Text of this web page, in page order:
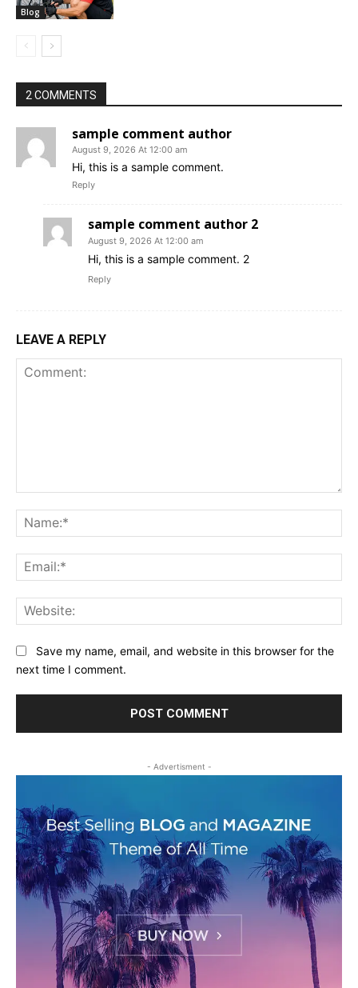
Blog
2 COMMENTS
sample comment author
August 9, 2026 At 12:00 am
Hi, this is a sample comment.
Reply
sample comment author 2
August 9, 2026 At 12:00 am
Hi, this is a sample comment. 2
Reply
LEAVE A REPLY
Save my name, email, and website in this browser for the
next time I comment.
- Advertisment -